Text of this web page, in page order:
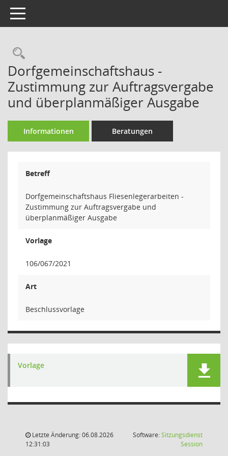
Toggle navigation
Rechercheauswahl
Dorfgemeinschaftshaus -
Zustimmung zur Auftragsvergabe
und überplanmäßiger Ausgabe
Informationen Beratungen
Betreff
Dorfgemeinschaftshaus Fliesenlegerarbeiten -
Zustimmung zur Auftragsvergabe und
überplanmäßiger Ausgabe
Vorlage
106/067/2021
Art
Beschlussvorlage
Vorlage
Letzte Änderung: 06.08.2026
12:31:03
Software:Sitzungsdienst
Session(Wird in